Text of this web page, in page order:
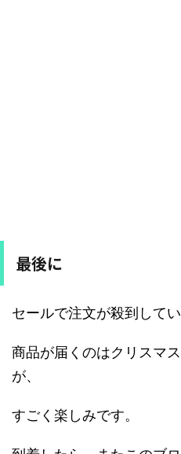
最後に
セールで注文が殺到して
商品が届くのはクリスマ
が、
すごく楽しみです。